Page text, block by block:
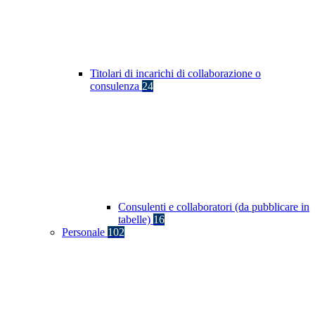
Titolari di incarichi di collaborazione o
consulenza 24
Consulenti e collaboratori (da pubblicare in
tabelle) 16
Personale 102